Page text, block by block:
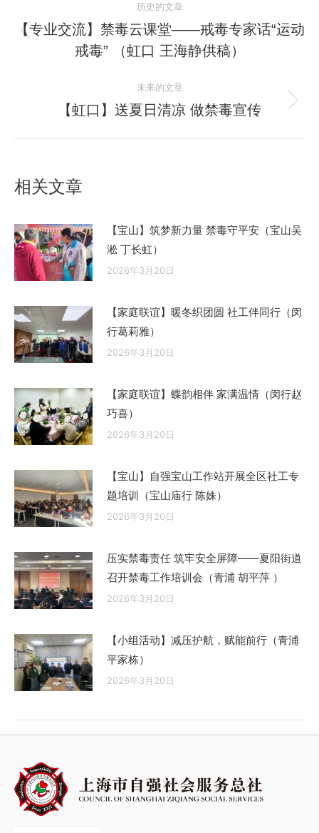
章
历史的文章
历
史
章：
【专业交流】禁毒云课堂——戒毒专家话“运动
戒毒” （虹口 王海静供稿）
未来的文章
未
【虹口】送夏日清凉 做禁毒宣传
相关文章
【宝山】筑梦新力量 禁毒守平安（宝山吴
淞 丁长虹）
2026年3月20日
【家庭联谊】暖冬织团圆 社工伴同行（闵
行葛莉雅）
2026年3月20日
【家庭联谊】蝶韵相伴 家满温情（闵行赵
巧喜）
2026年3月20日
【宝山】自强宝山工作站开展全区社工专
题培训（宝山庙行 陈姝）
2026年3月20日
压实禁毒责任 筑牢安全屏障——夏阳街道
召开禁毒工作培训会（青浦 胡平萍 ）
2026年3月20日
【小组活动】减压护航，赋能前行（青浦
平家栋）
2026年3月20日